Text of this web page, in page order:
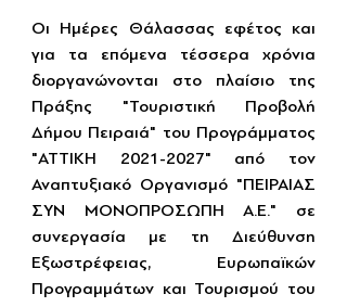
Οι Ημέρες Θάλασσας εφέτος και
για τα επόμενα τέσσερα χρόνια
διοργανώνονται στο πλαίσιο της
Πράξης "Τουριστική Προβολή
Δήμου Πειραιά" του Προγράμματος
"ΑΤΤΙΚΗ 2021-2027" από τον
Αναπτυξιακό Οργανισμό "ΠΕΙΡΑΙΑΣ
ΣΥΝ ΜΟΝΟΠΡΟΣΩΠΗ Α.Ε." σε
συνεργασία με τη Διεύθυνση
Εξωστρέφειας, Ευρωπαϊκών
Προγραμμάτων και Τουρισμού του